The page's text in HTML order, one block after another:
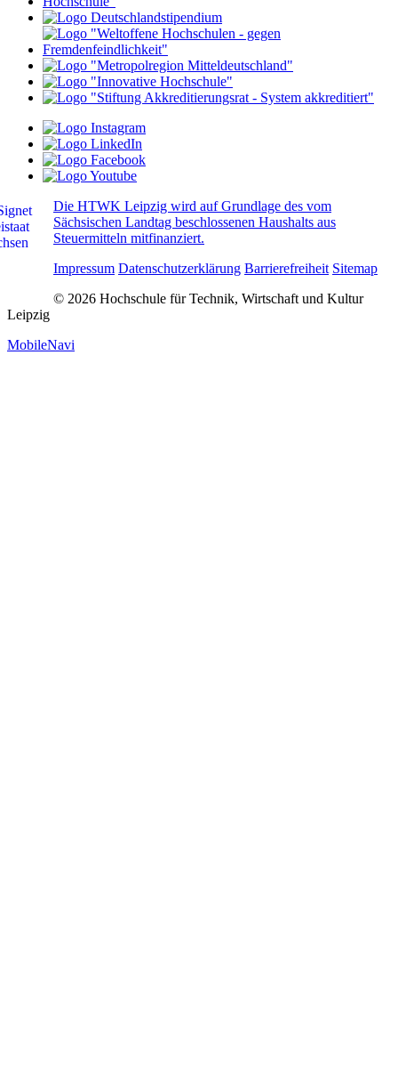
Die HTWK Leipzig wird auf Grundlage des vom
Sächsischen Landtag beschlossenen Haushalts aus
Steuermitteln mitfinanziert.
Impressum Datenschutzerklärung Barrierefreiheit Sitemap
© 2026 Hochschule für Technik, Wirtschaft und Kultur
Leipzig
MobileNavi